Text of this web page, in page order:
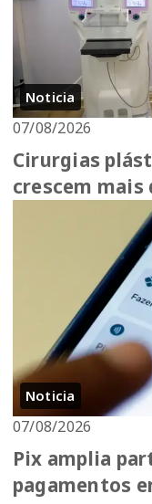
Noticia
07/08/2026
Cirurgias
crescem mais
Noticia
07/08/2026
Pix amplia
pagamentos